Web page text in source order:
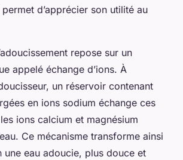
d’apprécier son utilité au
repose sur un
appelé échange d’ions. À
un réservoir contenant
en ions sodium échange ces
ions calcium et magnésium
Ce mécanisme transforme ainsi
une eau adoucie, plus douce et